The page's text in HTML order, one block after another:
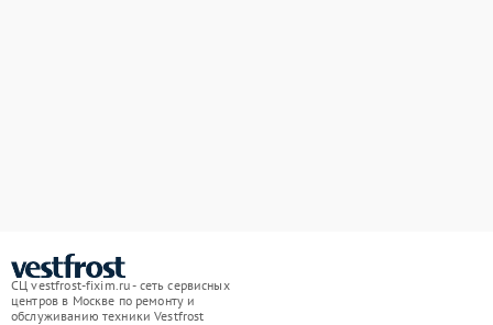
СЦ vestfrost-fixim.ru - сеть сервисных
центров в Москве по ремонту и
обслуживанию техники Vestfrost